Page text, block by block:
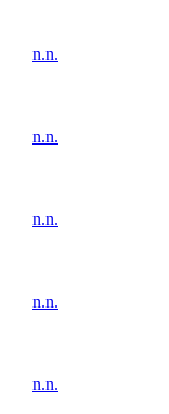
n.n.
n.n.
n.n.
n.n.
n.n.